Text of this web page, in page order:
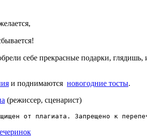
себе прекрасные подарки,
и поднимаются новогодние тосты.
(режиссер, сценарист)
от плагиата. Запрещено к